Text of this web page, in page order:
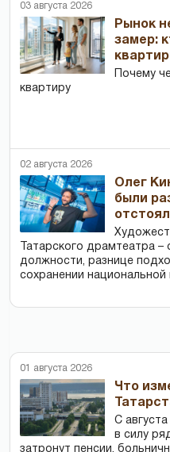
03 августа 2026
Рынок
замер:
Почему
квартиру
02 августа 2026
Олег
были
Татарского драмтеатра –
должности, разнице
сохранении национальной
01 августа 2026
Что
С
в силу
затронут пенсии,